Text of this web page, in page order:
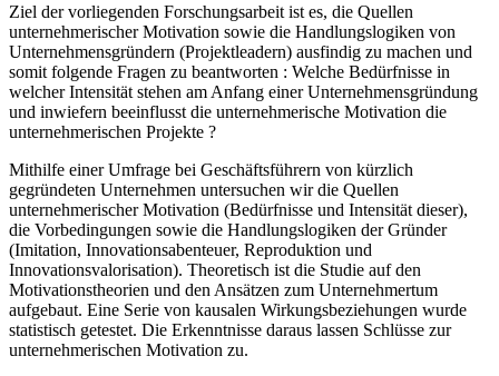
Ziel der vorliegenden Forschungsarbeit ist es, die Quellen
unternehmerischer Motivation sowie die Handlungslogiken von
Unternehmensgründern (Projektleadern) ausfindig zu machen und
somit folgende Fragen zu beantworten : Welche Bedürfnisse in
welcher Intensität stehen am Anfang einer Unternehmensgründung
und inwiefern beeinflusst die unternehmerische Motivation die
unternehmerischen Projekte ?
Mithilfe einer Umfrage bei Geschäftsführern von kürzlich
gegründeten Unternehmen untersuchen wir die Quellen
unternehmerischer Motivation (Bedürfnisse und Intensität dieser),
die Vorbedingungen sowie die Handlungslogiken der Gründer
(Imitation, Innovationsabenteuer, Reproduktion und
Innovationsvalorisation). Theoretisch ist die Studie auf den
Motivationstheorien und den Ansätzen zum Unternehmertum
aufgebaut. Eine Serie von kausalen Wirkungsbeziehungen wurde
statistisch getestet. Die Erkenntnisse daraus lassen Schlüsse zur
unternehmerischen Motivation zu.